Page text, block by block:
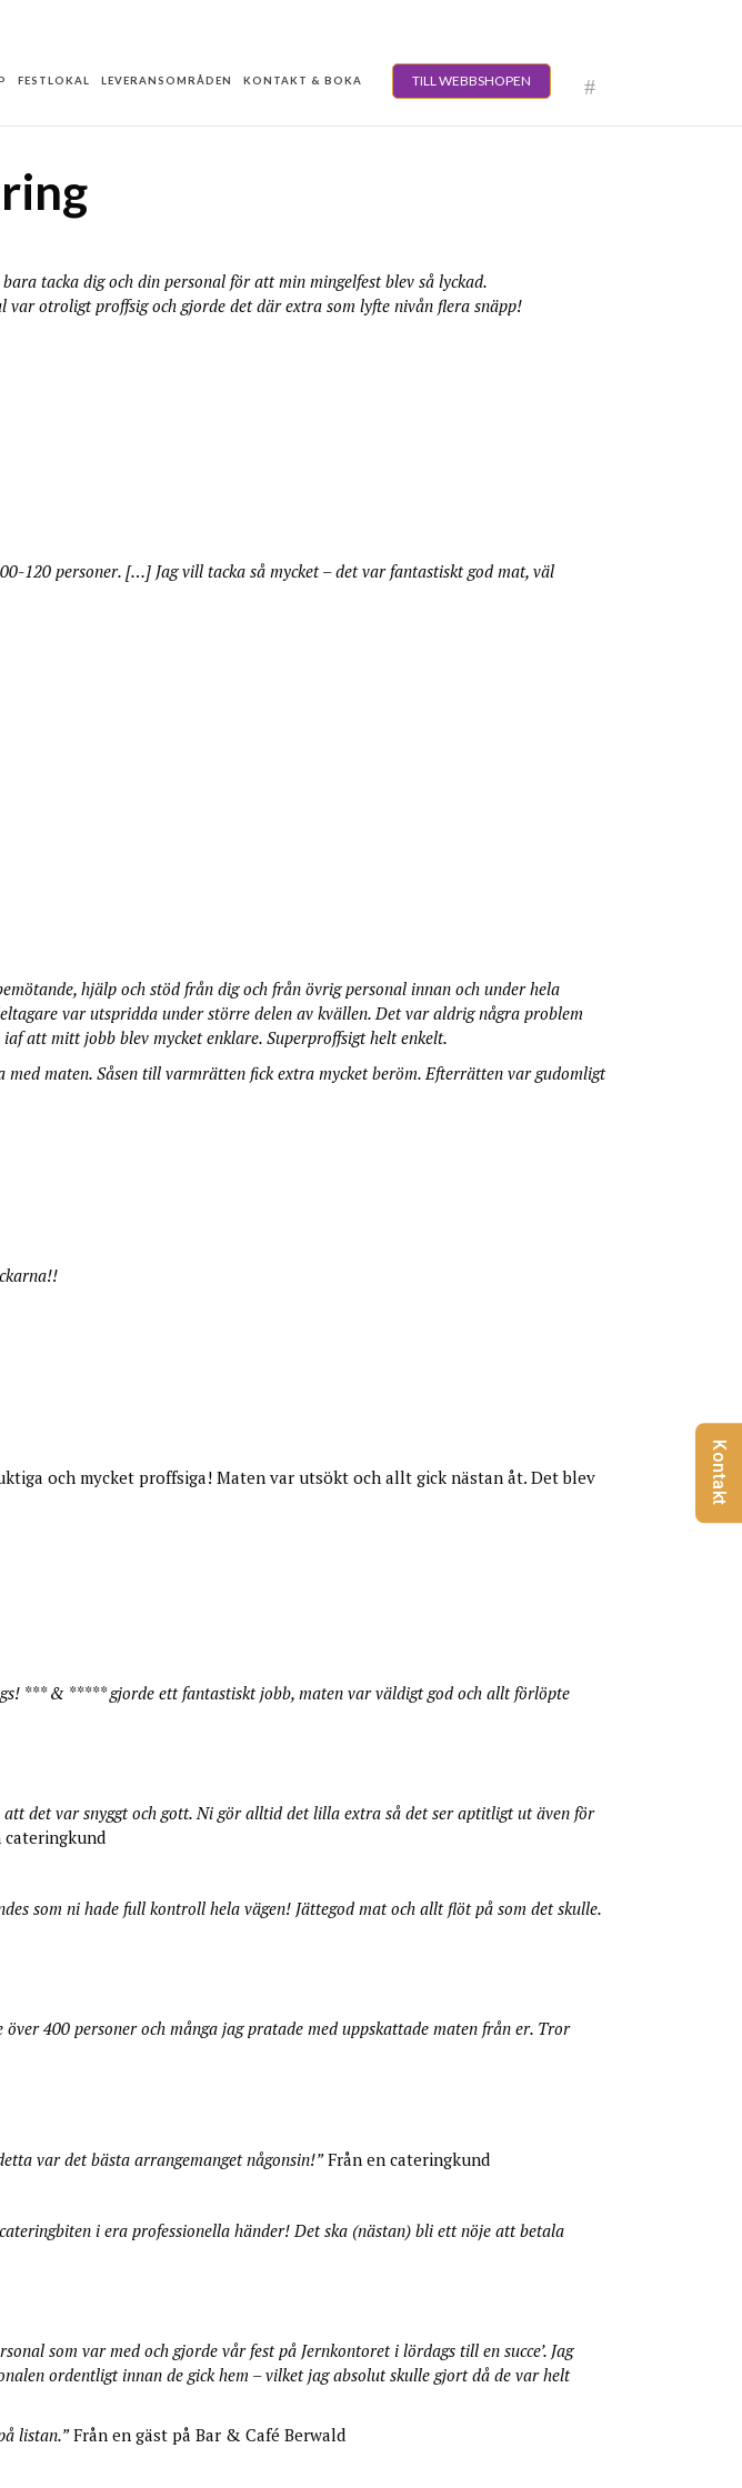
TILL WEBBSHOPEN
FESTLOKAL LEVERANSOMRÅDEN KONTAKT & BOKA
tacka dig och din personal för att min mingelfest blev så lyckad.
var otroligt proffsig och gjorde det där extra som lyfte nivån flera snäpp!
120 personer. […] Jag vill tacka så mycket – det var fantastiskt god mat, väl
hjälp och stöd från dig och från övrig personal innan och under hela
var utspridda under större delen av kvällen. Det var aldrig några problem
att mitt jobb blev mycket enklare. Superproffsigt helt enkelt.
maten. Såsen till varmrätten fick extra mycket beröm. Efterrätten var gudomligt
och mycket proffsiga! Maten var utsökt och allt gick nästan åt. Det blev
*** & ***** gjorde ett fantastiskt jobb, maten var väldigt god och allt förlöpte
det var snyggt och gott. Ni gör alltid det lilla extra så det ser aptitligt ut även för
cateringkund
som ni hade full kontroll hela vägen! Jättegod mat och allt flöt på som det skulle.
400 personer och många jag pratade med uppskattade maten från er. Tror
var det bästa arrangemanget någonsin!”Från en cateringkund
i era professionella händer! Det ska (nästan) bli ett nöje att betala
som var med och gjorde vår fest på Jernkontoret i lördags till en succe’. Jag
ordentligt innan de gick hem – vilket jag absolut skulle gjort då de var helt
listan.”Från en gäst på Bar & Café Berwald
Kontakt